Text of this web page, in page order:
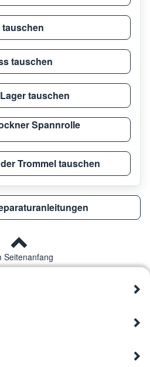
tauschen
tauschen
Spannrolle
Trommel tauschen
Seitenanfang